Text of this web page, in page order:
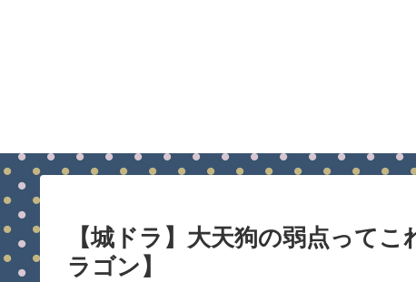
【城ドラ】大天狗の弱点って
ラゴン】